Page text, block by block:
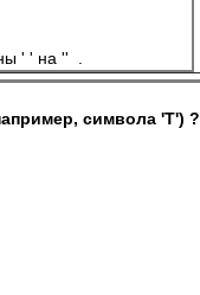
' ' на ''  .
символа 'Т') ?